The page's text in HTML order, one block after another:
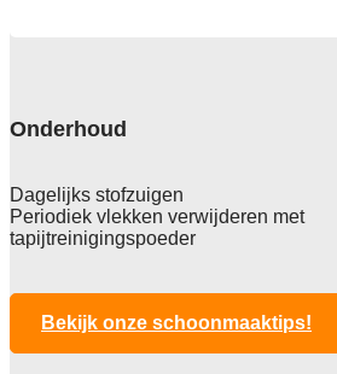
100% Solution Dyed Gerecycled
Poolgewicht
583 gr/m2
Poolhoogte
Totale hoogte
Onderhoud
Dagelijks stofzuigen
Periodiek vlekken verwijderen met
tapijtreinigingspoeder
Bekijk onze schoonmaaktips!